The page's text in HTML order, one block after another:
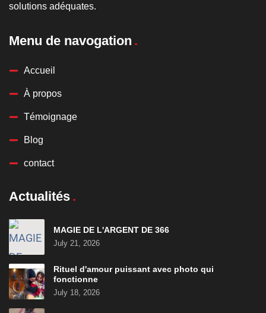
solutions adéquates.
Menu de navogation
Accueil
À propos
Témoignage
Blog
contact
Actualités
MAGIE DE L'ARGENT DE 366
July 21, 2026
Rituel d'amour puissant avec photo qui
fonctionne
July 18, 2026